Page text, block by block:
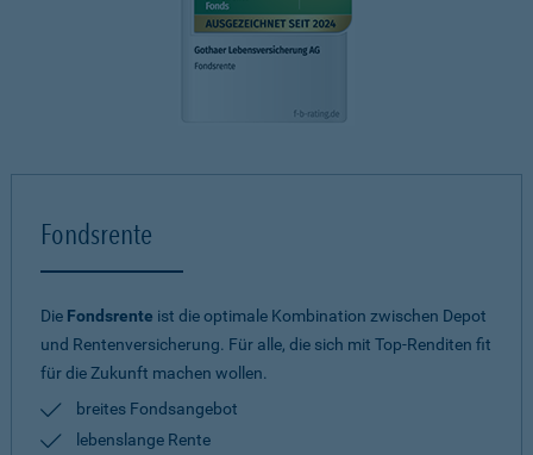
Fondsrente
Die Fondsrente ist die optimale Kombination zwischen Depot
und Rentenversicherung. Für alle, die sich mit Top-Renditen fit
für die Zukunft machen wollen.
breites Fondsangebot
lebenslange Rente